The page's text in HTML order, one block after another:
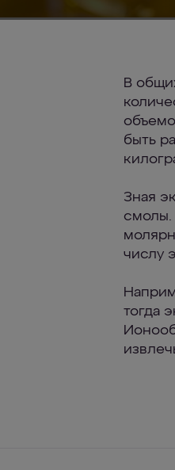
В
быть
Зная
смолы.
числу
тогда